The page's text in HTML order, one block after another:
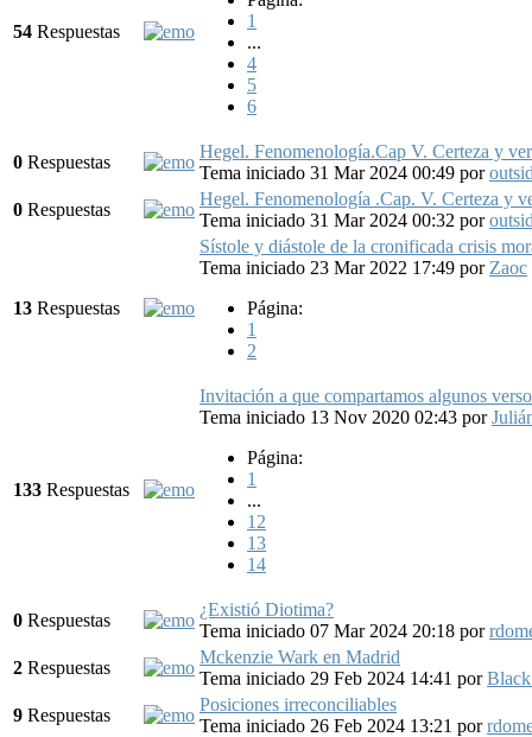
54 Respuestas
1
...
4
5
6
0 Respuestas
Hegel. Fenomenología.Cap V. Certeza y
Tema iniciado 31 Mar 2024 00:49 por
0 Respuestas
Hegel. Fenomenología .Cap. V. Certeza y
Tema iniciado 31 Mar 2024 00:32 por
13 Respuestas
Sístole y diástole de la cronificada crisis
Tema iniciado 23 Mar 2022 17:49 por Zaoc
Página:
1
2
133 Respuestas
Invitación a que compartamos algunos
Tema iniciado 13 Nov 2020 02:43 por
Página:
1
...
12
13
14
0 Respuestas
¿Existió Diotima?
Tema iniciado 07 Mar 2024 20:18 por
2 Respuestas
Mckenzie Wark en Madrid
Tema iniciado 29 Feb 2024 14:41 por
9 Respuestas
Posiciones irreconciliables
Tema iniciado 26 Feb 2024 13:21 por